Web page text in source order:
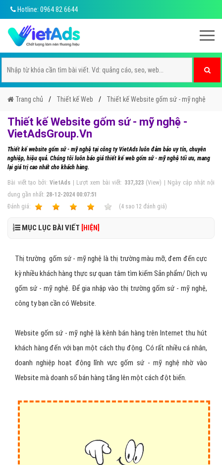
Hotline: 0964 82 6644
Trang chủ Thiết kế Web Thiết kế Website gốm sứ - mỹ nghệ
Thiết kế Website gốm sứ - mỹ nghệ -
VietAdsGroup.Vn
Thiết kế website gốm sứ - mỹ nghệ tại công ty VietAds luôn đảm bảo uy tín, chuyên
nghiệp, hiệu quả. Chúng tôi luôn báo giá thiết kế web gốm sứ - mỹ nghệ tối ưu, mang
lại giá trị cao nhất cho khách hàng.
Bài viết tạo bởi:VietAds | Lượt xem bài viết: 337,323(View) | Ngày cập nhật nội
dung gần nhất: 28-12-2024 00:07:51
Ðánh giá:
(4 sao 12 đánh giá)
MỤC LỤC BÀI VIẾT [HIỆN]
Thị trường gốm sứ - mỹ nghệ là thị trường màu mỡ, đem đến cực
kỳ nhiều khách hàng thực sự quan tâm tìm kiếm Sản phẩm/ Dịch vụ
gốm sứ - mỹ nghệ. Để gia nhập vào thị trường gốm sứ - mỹ nghệ,
công ty bạn cần có Website.
Website gốm sứ - mỹ nghệ là kênh bán hàng trên Internet thu hút
khách hàng đến với bạn một cách thụ động. Có rất nhiều cá nhân,
doanh nghiệp hoạt động lĩnh vực gốm sứ - mỹ nghệ nhờ vào
Website mà doanh số bán hàng tăng lên một cách đột biến.